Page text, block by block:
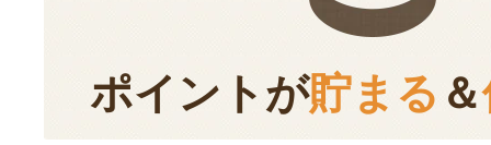
ポイントが貯まる ＆